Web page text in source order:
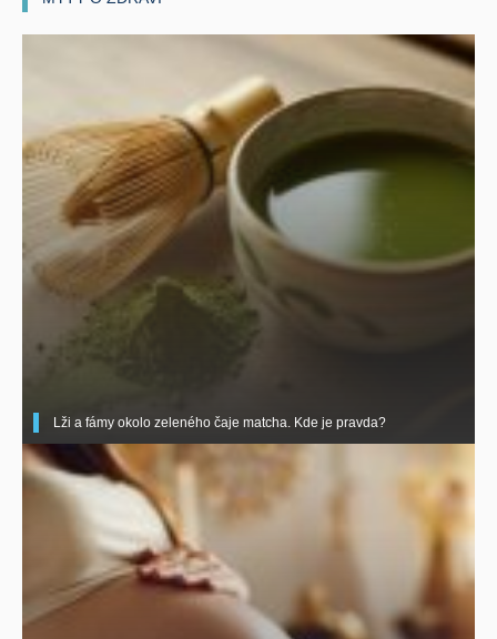
Lži a fámy okolo zeleného čaje matcha. Kde je pravda?